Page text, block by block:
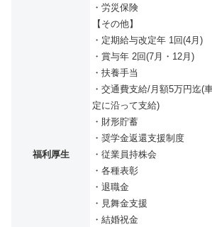
福利厚生
・労災保険
【その他】
・定期給与改定年 1回(4月)
・賞与年 2回(7月・12月)
・扶養手当
・交通費支給/月額5万円迄(
定に沿って支給)
・財形貯蓄
・奨学金返還支援制度
・従業員持株会
・各種表彰
・退職金
・見舞金支援
・結婚祝金